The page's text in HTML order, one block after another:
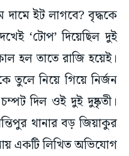
দামে ইট লাগবে? বৃদ্ধকে
‘টোপ’ দিয়েছিল দুই
হল তাতে রাজি হয়েই।
তুলে নিয়ে গিয়ে নির্জন
দিল ওই দুই দুষ্কৃতী।
থানার বড় জিয়াকুর
একটি লিখিত অভিযোগ